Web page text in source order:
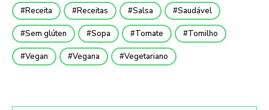
Receita Receitas Salsa Saudável
Sem glúten Sopa Tomate Tomilho
Vegan Vegana Vegetariano